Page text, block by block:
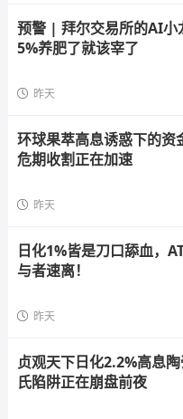
预警 | 拜尔交易所的AI小
5%养肥了就该宰了
昨天
环球果萃高息诱惑下的资
危期收割正在加速
昨天
日化1%皆是刀口舔血，
与者速离！
昨天
贞观天下日化2.2%高息
氏陷阱正在崩盘前夜